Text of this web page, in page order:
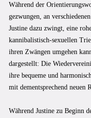
Während der
gezwungen, an
Justine dazu zwingt, eine
kannibalistisch-sexuellen
ihren Zwängen umgehen
dargestellt: Die
ihre bequeme und
mit dementsprechend neuen
Während Justine zu Beginn